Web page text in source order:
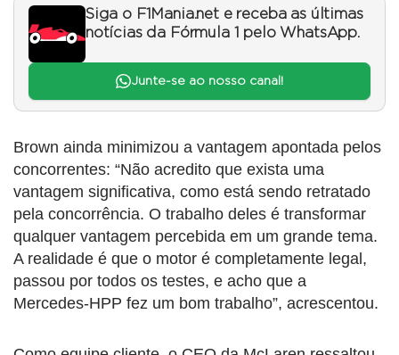
Siga o F1Mania.net e receba as últimas
notícias da Fórmula 1 pelo WhatsApp.
Junte-se ao nosso canal!
Brown ainda minimizou a vantagem apontada pelos
concorrentes: “Não acredito que exista uma
vantagem significativa, como está sendo retratado
pela concorrência. O trabalho deles é transformar
qualquer vantagem percebida em um grande tema.
A realidade é que o motor é completamente legal,
passou por todos os testes, e acho que a
Mercedes-HPP fez um bom trabalho”, acrescentou.